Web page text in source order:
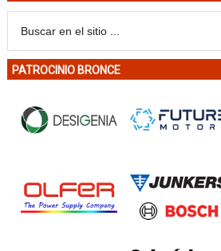
PATROCINIO BRONCE